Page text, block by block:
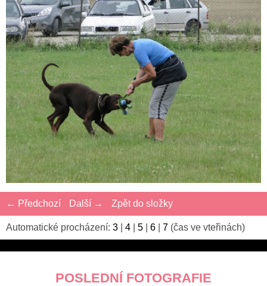
← Předchozí Další → Zpět do složky
Automatické procházení: 3 4 5 6 7 (čas ve vteřinách)
POSLEDNÍ FOTOGRAFIE